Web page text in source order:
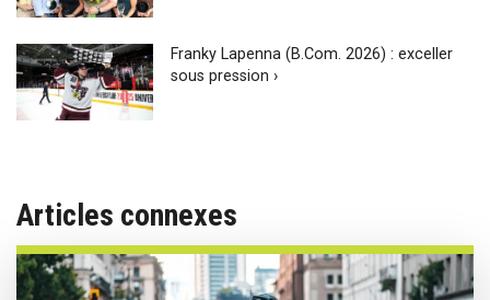
Franky Lapenna (B.Com. 2026) : exceller
sous pression ›
Articles connexes